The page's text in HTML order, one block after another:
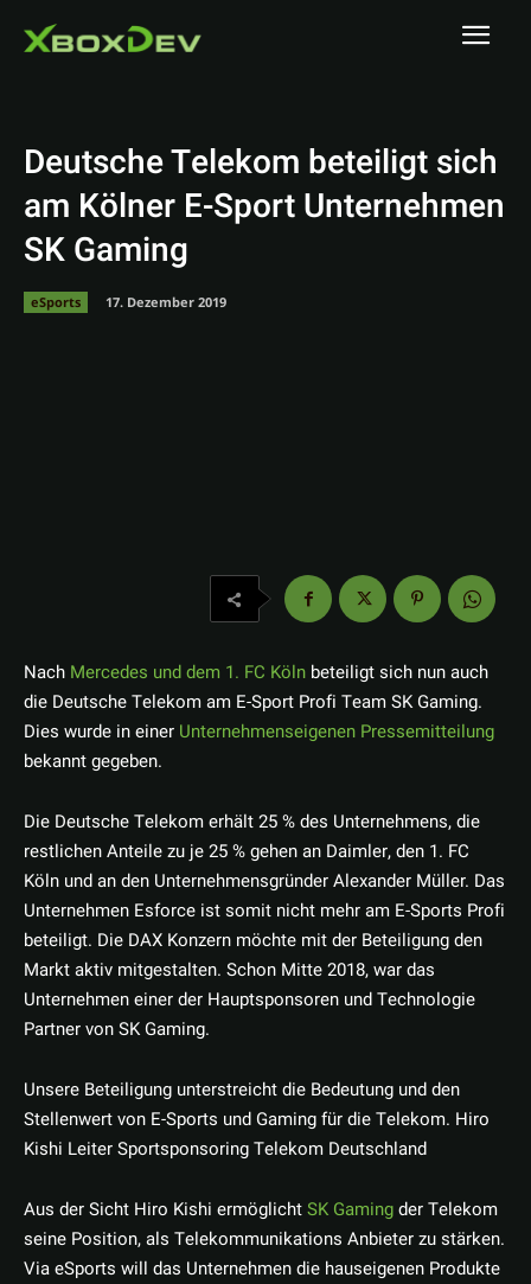
Deutsche Telekom beteiligt sich
am Kölner E-Sport Unternehmen
SK Gaming
eSports 17. Dezember 2019
Nach Mercedes und dem 1. FC Köln beteiligt sich nun auch
die Deutsche Telekom am E-Sport Profi Team SK Gaming.
Dies wurde in einer Unternehmenseigenen Pressemitteilung
bekannt gegeben.
Die Deutsche Telekom erhält 25 % des Unternehmens, die
restlichen Anteile zu je 25 % gehen an Daimler, den 1. FC
Köln und an den Unternehmensgründer Alexander Müller. Das
Unternehmen Esforce ist somit nicht mehr am E-Sports Profi
beteiligt. Die DAX Konzern möchte mit der Beteiligung den
Markt aktiv mitgestalten. Schon Mitte 2018, war das
Unternehmen einer der Hauptsponsoren und Technologie
Partner von SK Gaming.
Unsere Beteiligung unterstreicht die Bedeutung und den
Stellenwert von E-Sports und Gaming für die Telekom. Hiro
Kishi Leiter Sportsponsoring Telekom Deutschland
Aus der Sicht Hiro Kishi ermöglichtSK Gamingder Telekom
seine Position, als Telekommunikations Anbieter zu stärken.
Via eSports will das Unternehmen die hauseigenen Produkte